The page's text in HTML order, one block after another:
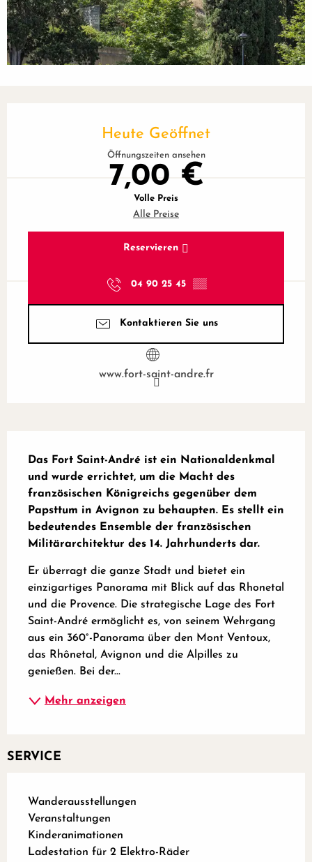
Heute Geöffnet
Öffnungszeiten ansehen
7,00 €
Volle Preis
Alle Preise
Reservieren
04 90 25 45 ▒▒
Kontaktieren Sie uns
www.fort-saint-andre.fr
Das Fort Saint-André ist ein Nationaldenkmal
und wurde errichtet, um die Macht des
französischen Königreichs gegenüber dem
Papsttum in Avignon zu behaupten. Es stellt ein
bedeutendes Ensemble der französischen
Militärarchitektur des 14. Jahrhunderts dar.
Er überragt die ganze Stadt und bietet ein
einzigartiges Panorama mit Blick auf das Rhonetal
und die Provence. Die strategische Lage des Fort
Saint-André ermöglicht es, von seinem Wehrgang
aus ein 360°-Panorama über den Mont Ventoux,
das Rhônetal, Avignon und die Alpilles zu
genießen. Bei der...
Mehr anzeigen
SERVICE
Wanderausstellungen
Veranstaltungen
Kinderanimationen
Ladestation für 2 Elektro-Räder